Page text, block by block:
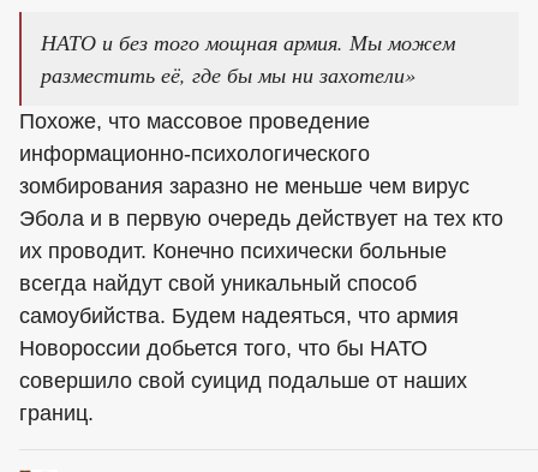
НАТО и без того мощная армия. Мы можем
разместить её, где бы мы ни захотели»
Похоже, что массовое проведение
информационно-психологического
зомбирования заразно не меньше чем вирус
Эбола и в первую очередь действует на тех кто
их проводит. Конечно психически больные
всегда найдут свой уникальный способ
самоубийства. Будем надеяться, что армия
Новороссии добьется того, что бы НАТО
совершило свой суицид подальше от наших
границ.